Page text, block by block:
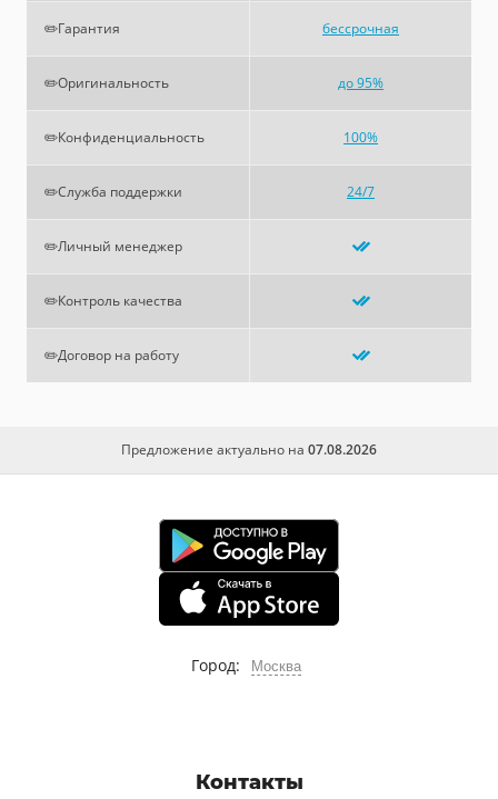
✏️Гарантия бессрочная
✏️Оригинальность до 95%
✏️Конфиденциальность 100%
✏️Служба поддержки 24/7
✏️Личный менеджер
✏️Контроль качества
✏️Договор на работу
Предложение актуально на 07.08.2026
Город: Москва
Контакты